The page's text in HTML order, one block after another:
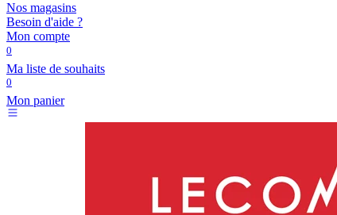
Nos magasins
Besoin d'aide ?
Mon compte
0
Ma liste de souhaits
0
Mon panier